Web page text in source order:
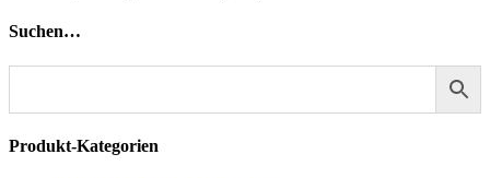
Suchen…
Produkt-Kategorien